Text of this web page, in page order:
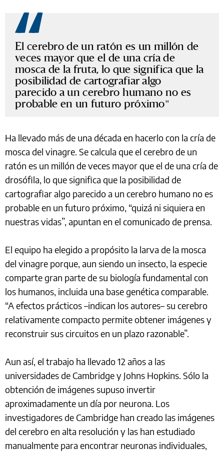
El cerebro de un ratón es un millón de
veces mayor que el de una cría de
mosca de la fruta, lo que significa que la
posibilidad de cartografiar algo
parecido a un cerebro humano no es
probable en un futuro próximo
Ha llevado más de una década en hacerlo con la cría de
mosca del vinagre. Se calcula que el cerebro de un
ratón es un millón de veces mayor que el de una cría de
drosófila, lo que significa que la posibilidad de
cartografiar algo parecido a un cerebro humano no es
probable en un futuro próximo, “quizá ni siquiera en
nuestras vidas”, apuntan en el comunicado de prensa.
El equipo ha elegido a propósito la larva de la mosca
del vinagre porque, aun siendo un insecto, la especie
comparte gran parte de su biología fundamental con
los humanos, incluida una base genética comparable.
“A efectos prácticos –indican los autores– su cerebro
relativamente compacto permite obtener imágenes y
reconstruir sus circuitos en un plazo razonable”.
Aun así, el trabajo ha llevado 12 años a las
universidades de Cambridge y Johns Hopkins. Sólo la
obtención de imágenes supuso invertir
aproximadamente un día por neurona. Los
investigadores de Cambridge han creado las imágenes
del cerebro en alta resolución y las han estudiado
manualmente para encontrar neuronas individuales,